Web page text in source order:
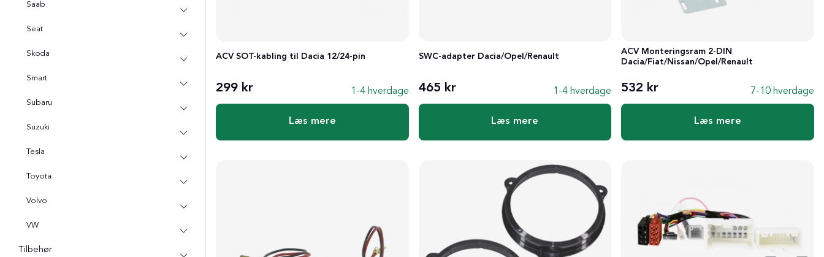
Saab
Seat
Skoda
Smart
Subaru
Suzuki
Tesla
Toyota
Volvo
VW
Tilbehør
ACV SOT-kabling til Dacia 12/24-pin
299 kr 1-4 hverdage
Læs mere
SWC-adapter Dacia/Opel/Renault
465 kr 1-4 hverdage
Læs mere
ACV Monteringsram 2-DIN
Dacia/Fiat/Nissan/Opel/Renault
532 kr 7-10 hverdage
Læs mere